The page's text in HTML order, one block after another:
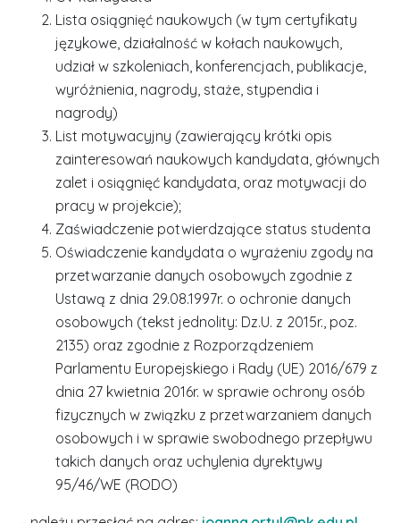
Lista osiągnięć naukowych (w tym certyfikaty
językowe, działalność w kołach naukowych,
udział w szkoleniach, konferencjach, publikacje,
wyróżnienia, nagrody, staże, stypendia i
nagrody)
List motywacyjny (zawierający krótki opis
zainteresowań naukowych kandydata, głównych
zalet i osiągnięć kandydata, oraz motywacji do
pracy w projekcie);
Zaświadczenie potwierdzające status studenta
Oświadczenie kandydata o wyrażeniu zgody na
przetwarzanie danych osobowych zgodnie z
Ustawą z dnia 29.08.1997r. o ochronie danych
osobowych (tekst jednolity: Dz.U. z 2015r., poz.
2135) oraz zgodnie z Rozporządzeniem
Parlamentu Europejskiego i Rady (UE) 2016/679 z
dnia 27 kwietnia 2016r. w sprawie ochrony osób
fizycznych w związku z przetwarzaniem danych
osobowych i w sprawie swobodnego przepływu
takich danych oraz uchylenia dyrektywy
95/46/WE (RODO)